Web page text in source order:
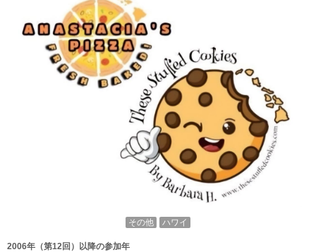
その他 ハワイ
2006年（第12回）以降の参加年